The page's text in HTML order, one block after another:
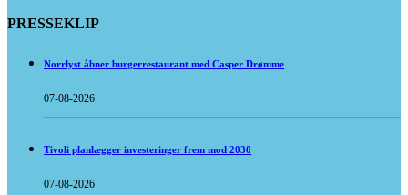
PRESSEKLIP
Norrlyst åbner burgerrestaurant med Casper Drømme
07-08-2026
Tivoli planlægger investeringer frem mod 2030
07-08-2026